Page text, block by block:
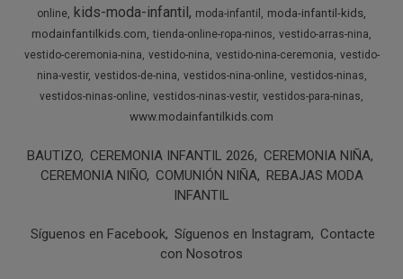
online kids-moda-infantil moda-infantil
moda-infantil-kids
modainfantilkids.com tienda-online-ropa-ninos vestido-arras-nina
vestido-ceremonia-nina vestido-nina vestido-nina-ceremonia vestido-
nina-vestir vestidos-de-nina vestidos-nina-online vestidos-ninas
vestidos-ninas-online vestidos-ninas-vestir vestidos-para-ninas
www.modainfantilkids.com
BAUTIZO CEREMONIA INFANTIL 2026
CEREMONIA NIÑA
CEREMONIA NIÑO COMUNIÓN NIÑA REBAJAS MODA
INFANTIL
Síguenos en Facebook Síguenos en Instagram
Contacte
con Nosotros